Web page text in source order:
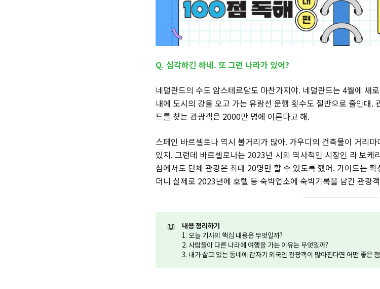
Q. 심각하긴 하네. 또 그런 나라가 있어?
네덜란드의 수도 암스테르담도 마찬가지야. 네덜란드는 4월에 새
내에 도시의 강을 오고 가는 유람선 운행 횟수도 절반으로 줄인대.
드를 찾는 관광객은 2000만 명에 이른다고 해.
스페인 바르셀로나 역시 볼거리가 많아. 가우디의 건축물이 거리
있지. 그런데 바르셀로나는 2023년 시의 역사적인 시장인 라 보케
심에서도 단체 관광은 최대 20명만 할 수 있도록 했어. 가이드는
더니 실제로 2023년에 호텔 등 숙박업소에 숙박기록을 남긴 관광
📖
내용 정리하기
1. 오늘 기사의 핵심 내용은 무엇일까?
2. 사람들이 다른 나라에 여행을 가는 이유는 무엇일까?
3. 내가 살고 있는 동네에 갑자기 외국인 관광객이 많아진다면 어떤 좋은